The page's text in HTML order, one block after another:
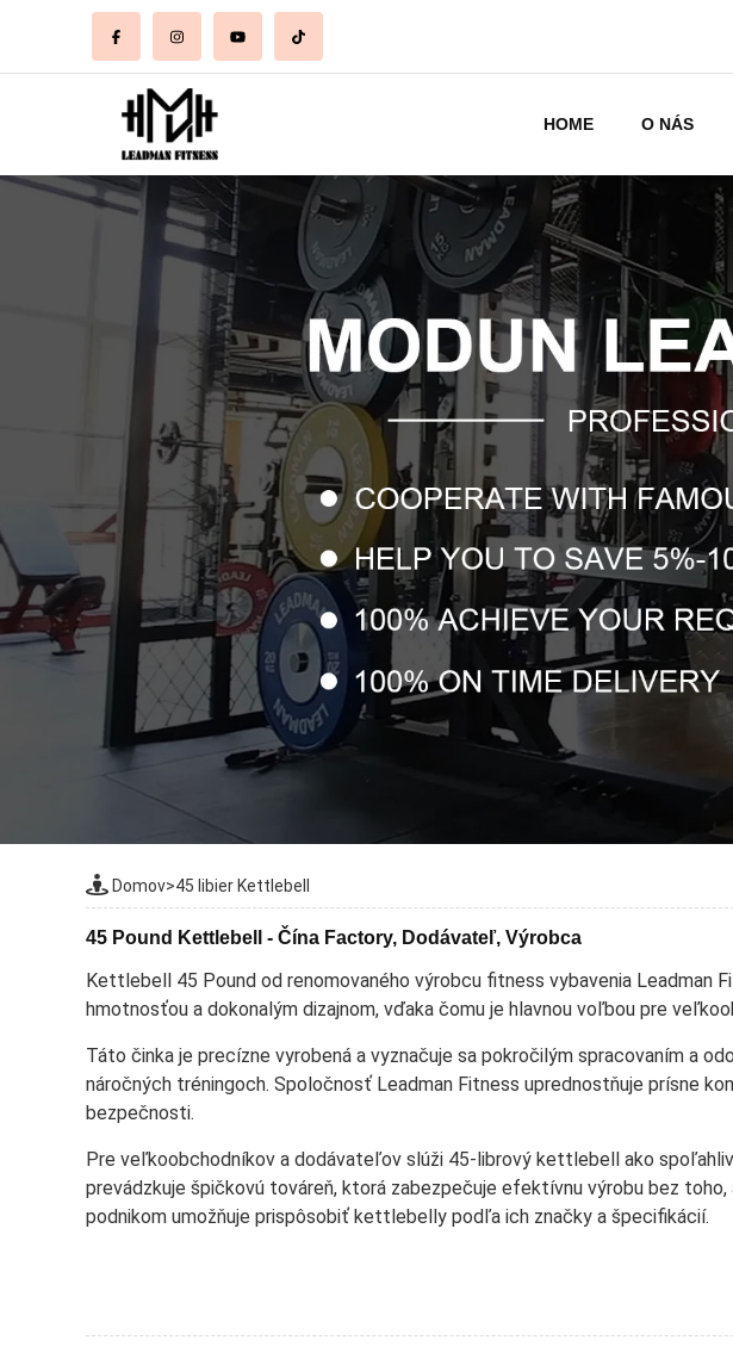
HOME O NÁS
Domov>45 libier Kettlebell
45 Pound Kettlebell - Čína Factory, Dodávateľ, Výrobca
Kettlebell 45 Pound od renomovaného výrobcu fitness vybavenia
hmotnosťou a dokonalým dizajnom, vďaka čomu je hlavnou voľbou pre
Táto činka je precízne vyrobená a vyznačuje sa pokročilým spracovaním a
náročných tréningoch. Spoločnosť Leadman Fitness uprednostňuje prísne
bezpečnosti.
Pre veľkoobchodníkov a dodávateľov slúži 45-librový kettlebell ako
prevádzkuje špičkovú továreň, ktorá zabezpečuje efektívnu výrobu bez
podnikom umožňuje prispôsobiť kettlebelly podľa ich značky a špecifikácií.